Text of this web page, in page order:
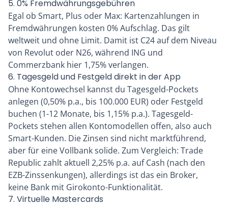
5. 0% Fremdwährungsgebühren
Egal ob Smart, Plus oder Max: Kartenzahlungen in
Fremdwährungen kosten 0% Aufschlag. Das gilt
weltweit und ohne Limit. Damit ist C24 auf dem Niveau
von Revolut oder N26, während ING und
Commerzbank hier 1,75% verlangen.
6. Tagesgeld und Festgeld direkt in der App
Ohne Kontowechsel kannst du Tagesgeld-Pockets
anlegen (0,50% p.a., bis 100.000 EUR) oder Festgeld
buchen (1-12 Monate, bis 1,15% p.a.). Tagesgeld-
Pockets stehen allen Kontomodellen offen, also auch
Smart-Kunden. Die Zinsen sind nicht marktführend,
aber für eine Vollbank solide. Zum Vergleich: Trade
Republic zahlt aktuell 2,25% p.a. auf Cash (nach den
EZB-Zinssenkungen), allerdings ist das ein Broker,
keine Bank mit Girokonto-Funktionalität.
7. Virtuelle Mastercards